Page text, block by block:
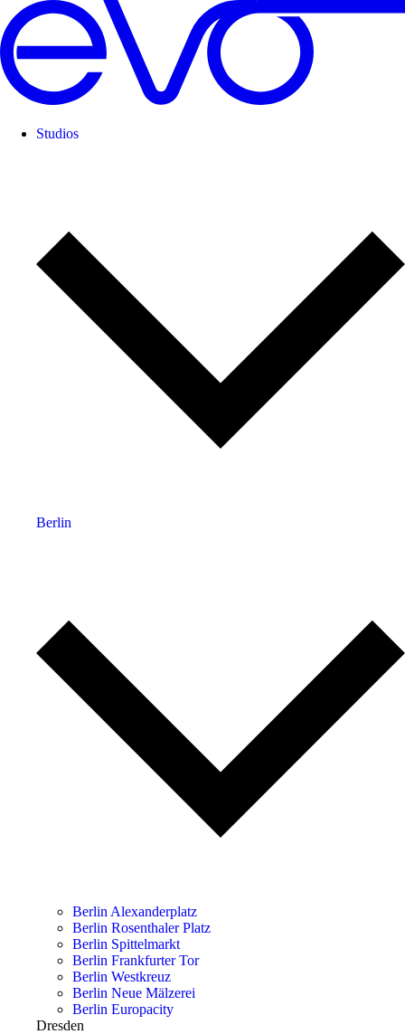
Studios
Berlin
Berlin Alexanderplatz
Berlin Rosenthaler Platz
Berlin Spittelmarkt
Berlin Frankfurter Tor
Berlin Westkreuz
Berlin Neue Mälzerei
Berlin Europacity
Dresden